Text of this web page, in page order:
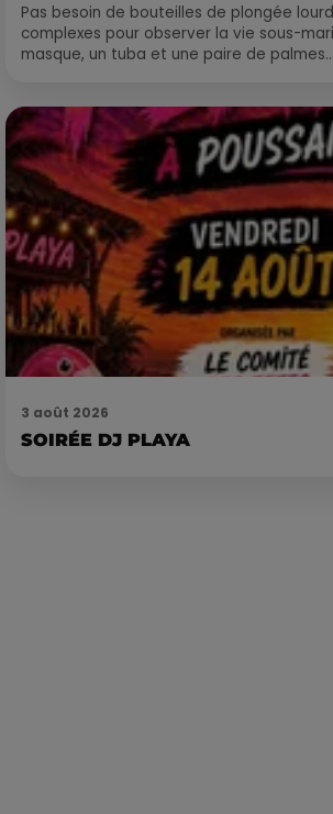
Pas besoin de bouteilles de plongée
complexes pour observer la vie sous-
masque, un tuba et une paire de palmes...
3 août 2026
SOIRÉE DJ PLAYA